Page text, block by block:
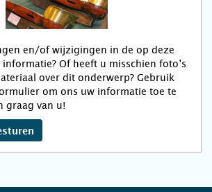
en/of wijzigingen in de op deze
Of heeft u misschien foto’s
over dit onderwerp? Gebruik
om ons uw informatie toe te
graag van u!